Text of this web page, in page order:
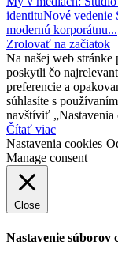
identituNové vedenie
modernú korporátnu...
Zrolovať na začiatok
Na našej web stránke
poskytli čo
preferencie a
súhlasíte s
navštíviť „Nastavenia
Čítať viac
Nastavenia cookies
Manage consent
Close
Nastavenie súborov